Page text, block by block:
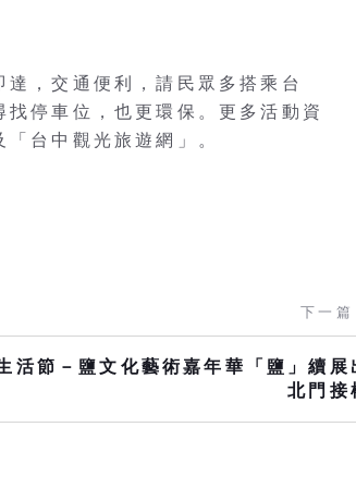
，交通便利，請民眾多搭乘台
停車位，也更環保。更多活動資
台中觀光旅遊網」。
下一篇
活節－鹽文化藝術嘉年華「鹽」續展
北門接